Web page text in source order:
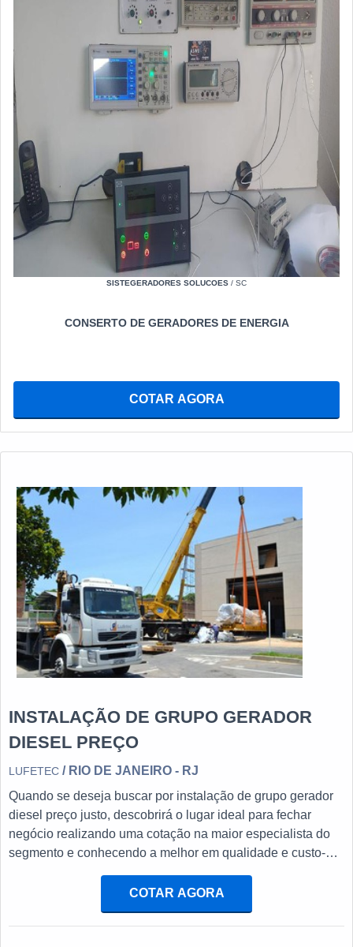
SISTEGERADORES SOLUCOES / SC
CONSERTO DE GERADORES DE ENERGIA
COTAR AGORA
INSTALAÇÃO DE GRUPO GERADOR
DIESEL PREÇO
LUFETEC / RIO DE JANEIRO - RJ
Quando se deseja buscar por instalação de grupo gerador
diesel preço justo, descobrirá o lugar ideal para fechar
negócio realizando uma cotação na maior especialista do
segmento e conhecendo a melhor em qualidade e custo-
PREÇO JUSTO E ACESSÍVELSe alguém quer achar
instalação de grupo gerador diesel preço acessível em uma
empresa inovadora, vai até o site da Lufetec Engenharia &
COTAR AGORA